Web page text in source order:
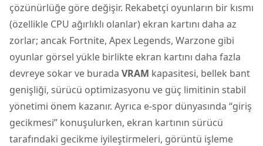
çözünürlüğe göre değişir. Rekabetçi oyunların bir kısmı
(özellikle CPU ağırlıklı olanlar) ekran kartını daha az
zorlar; ancak Fortnite, Apex Legends, Warzone gibi
oyunlar görsel yükle birlikte ekran kartını daha fazla
devreye sokar ve burada VRAM kapasitesi, bellek bant
genişliği, sürücü optimizasyonu ve güç limitinin stabil
yönetimi önem kazanır. Ayrıca e-spor dünyasında “giriş
gecikmesi” konuşulurken, ekran kartının sürücü
tarafındaki gecikme iyileştirmeleri, görüntü işleme